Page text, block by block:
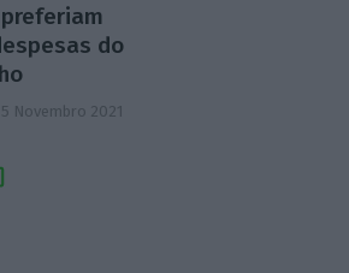
do
5 Novembro 2021